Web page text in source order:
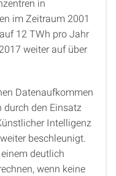
in
im Zeitraum 2001
12 TWh pro Jahr
weiter auf über
Datenaufkommen
durch den Einsatz
Intelligenz
beschleunigt.
deutlich
wenn keine